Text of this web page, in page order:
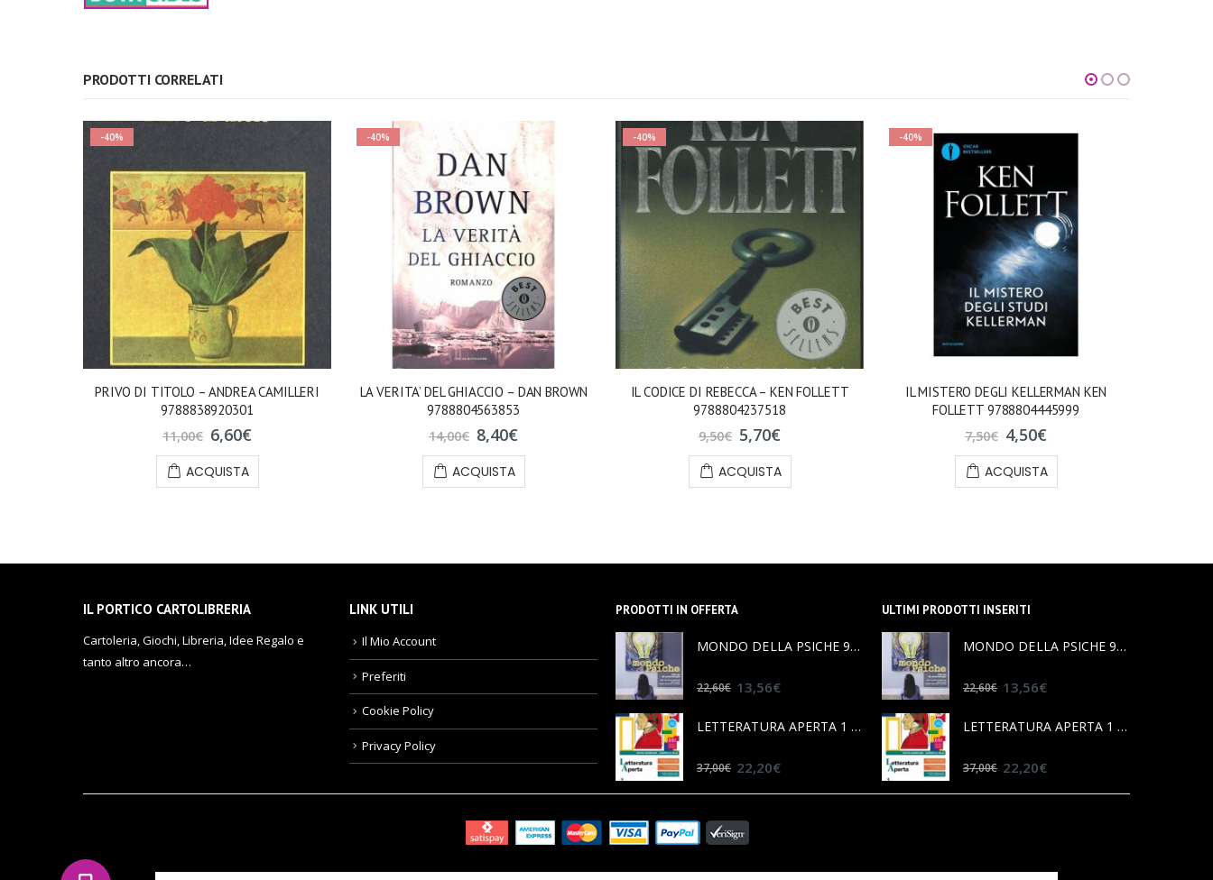
PRODOTTI CORRELATI
-40%
PRIVO DI TITOLO – ANDREA CAMILLERI
9788838920301
11,00€ 6,60€
ACQUISTA
-40%
LA VERITA’ DEL GHIACCIO – DAN BROWN
9788804563853
14,00€ 8,40€
ACQUISTA
-40%
IL CODICE DI REBECCA – KEN FOLLETT
9788804237518
9,50€ 5,70€
ACQUISTA
-40%
IL MISTERO DEGLI KELLERMAN KEN
FOLLETT 9788804445999
7,50€ 4,50€
ACQUISTA
IL PORTICO CARTOLIBRERIA
Cartoleria, Giochi, Libreria, Idee Regalo e
tanto altro ancora…
LINK UTILI
Il Mio Account
Preferiti
Cookie Policy
Privacy Policy
PRODOTTI IN OFFERTA
22,60€ 13,56 €
37,00€ 22,20€
ULTIMI PRODOTTI INSERITI
22,60€ 13,56 €
37,00€ 22,20€